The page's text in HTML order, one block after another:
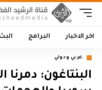
اخر الاخبار البرامج
عربي ودولي
البنتاغون: